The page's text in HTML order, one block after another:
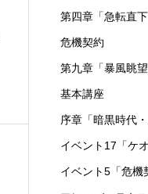
第四章「急転直下
危機契約
第九章「暴風眺望
基本講座
序章「暗黒時代・
イベント17「ケ
イベント5「危機